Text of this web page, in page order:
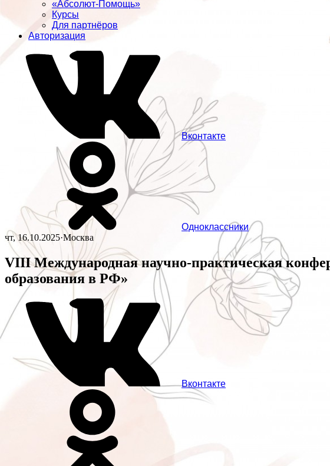
«Абсолют-Помощь»
Курсы
Для партнёров
Авторизация
Вконтакте
Одноклассники
чт, 16.10.2025·Москва
VIII Международная научно-практическая
образования в РФ»
Вконтакте